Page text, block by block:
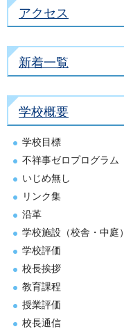
アクセス
新着一覧
学校概要
学校目標
不祥事ゼロプログラム
いじめ無し
リンク集
沿革
学校施設（校舎・中庭）
学校評価
校長挨拶
教育課程
授業評価
校長通信